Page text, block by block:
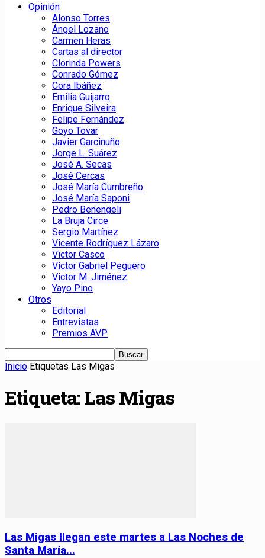
Opinión
Alonso Torres
Ángel Lozano
Carmen Heras
Cartas al director
Clorinda Powers
Conrado Gómez
Cora Ibáñez
Emilia Guijarro
Enrique Silveira
Felipe Fernández
Goyo Tovar
Javier Garcinuño
Jorge L. Suárez
José A. Secas
José Cercas
José María Cumbreño
José María Saponi
Pedro Benengeli
La Bruja Circe
Sergio Martínez
Vicente Rodríguez Lázaro
Victor Casco
Víctor Gabriel Peguero
Victor M. Jiménez
Yayo Pino
Otros
Editorial
Entrevistas
Premios AVP
Inicio Etiquetas Las Migas
Etiqueta: Las Migas
Las Migas llegan este martes a Las Noches de
Santa María...